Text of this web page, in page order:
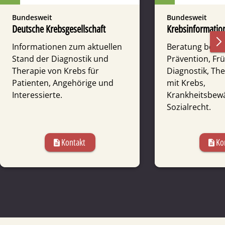
Bundesweit
Deutsche Krebsgesellschaft
Informationen zum aktuellen
Stand der Diagnostik und
Therapie von Krebs für
Patienten, Angehörige und
Interessierte.
description Kontakt
Bundesweit
Beratung bei
Prävention,
Diagnostik,
mit Krebs,
Sozialrecht.
description